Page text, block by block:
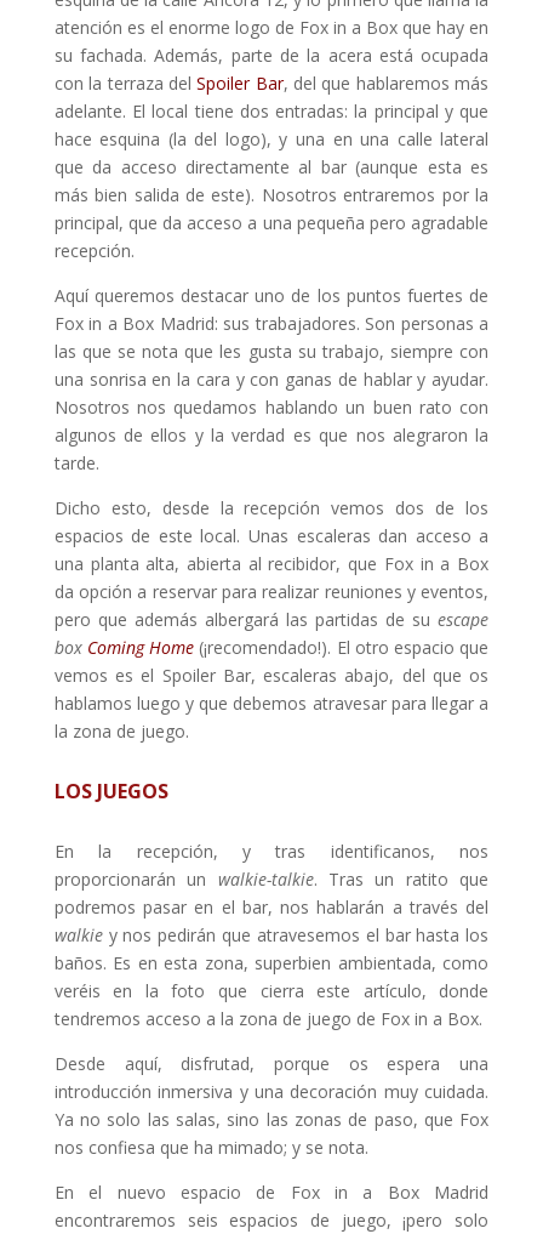
atención es el enorme logo de Fox in a Box que hay en
su fachada. Además, parte de la acera está ocupada
con la terraza delSpoiler Bar, del que hablaremos más
adelante. El local tiene dos entradas: la principal y que
hace esquina (la del logo), y una en una calle lateral
que da acceso directamente al bar (aunque esta es
más bien salida de este). Nosotros entraremos por la
principal, que da acceso a una pequeña pero agradable
recepción.
Aquí queremos destacar uno de los puntos fuertes de
Fox in a Box Madrid: sus trabajadores. Son personas a
las que se nota que les gusta su trabajo, siempre con
una sonrisa en la cara y con ganas de hablar y ayudar.
Nosotros nos quedamos hablando un buen rato con
algunos de ellos y la verdad es que nos alegraron la
tarde.
Dicho esto, desde la recepción vemos dos de los
espacios de este local. Unas escaleras dan acceso a
una planta alta, abierta al recibidor, que Fox in a Box
da opción a reservar para realizar reuniones y eventos,
pero que además albergará las partidas de suescape
box Coming Home (¡recomendado!). El otro espacio que
vemos es el Spoiler Bar, escaleras abajo, del que os
hablamos luego y que debemos atravesar para llegar a
la zona de juego.
LOS JUEGOS
En la recepción, y tras identificanos, nos
proporcionarán un walkie-talkie. Tras un ratito que
podremos pasar en el bar, nos hablarán a través del
walkiey nos pedirán que atravesemos el bar hasta los
baños. Es en esta zona, superbien ambientada, como
veréis en la foto que cierra este artículo, donde
tendremos acceso a la zona de juego de Fox in a Box.
Desde aquí, disfrutad, porque os espera una
introducción inmersiva y una decoración muy cuidada.
Ya no solo las salas, sino las zonas de paso, que Fox
nos confiesa que ha mimado; y se nota.
En el nuevo espacio de Fox in a Box Madrid
encontraremos seis espacios de juego, ¡pero solo